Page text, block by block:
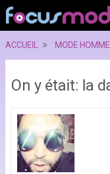
ACCUEIL MODE HOMME
On y était: la